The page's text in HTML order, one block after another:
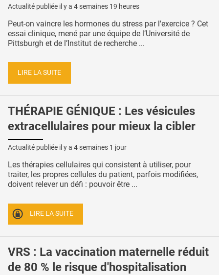
Actualité publiée il y a 4 semaines 19 heures
Peut-on vaincre les hormones du stress par l'exercice ? Cet
essai clinique, mené par une équipe de l’Université de
Pittsburgh et de l’Institut de recherche ...
LIRE LA SUITE
THÉRAPIE GÉNIQUE : Les vésicules
extracellulaires pour mieux la cibler
Actualité publiée il y a 4 semaines 1 jour
Les thérapies cellulaires qui consistent à utiliser, pour
traiter, les propres cellules du patient, parfois modifiées,
doivent relever un défi : pouvoir être ...
LIRE LA SUITE
VRS : La vaccination maternelle réduit
de 80 % le risque d'hospitalisation